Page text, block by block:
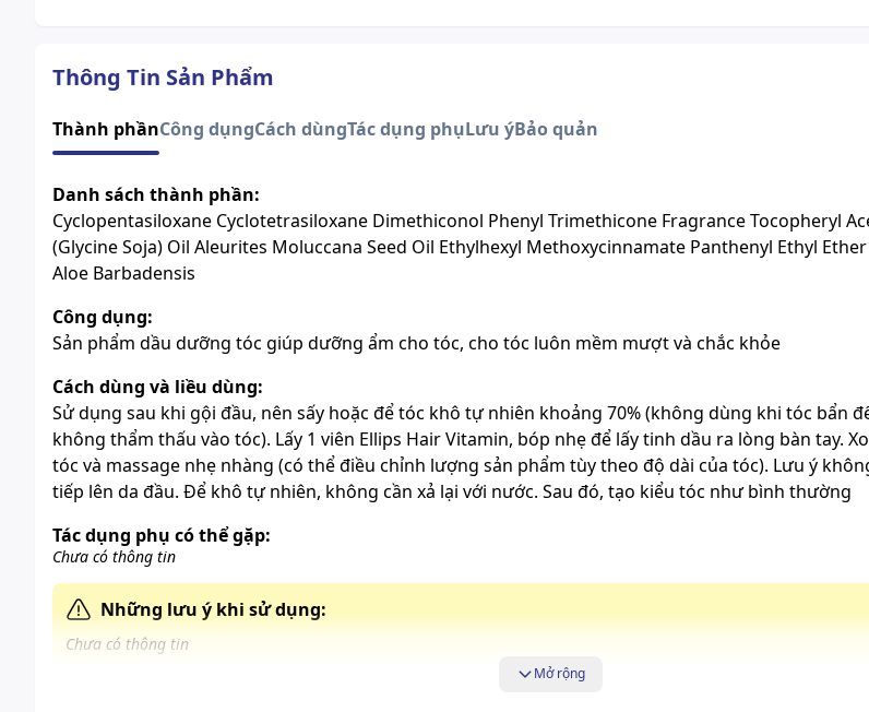
Thông Tin Sản Phẩm
Thành phầnCông dụngCách dùngTác dụng phụLưu ýBảo quản
Danh sách thành phần:
Cyclopentasiloxane Cyclotetrasiloxane Dimethiconol Phenyl Trimethicone Fragrance Tocopheryl
(Glycine Soja) Oil Aleurites Moluccana Seed Oil Ethylhexyl Methoxycinnamate Panthenyl Ethyl
Aloe Barbadensis
Công dụng:
Sản phẩm dầu dưỡng tóc giúp dưỡng ẩm cho tóc, cho tóc luôn mềm mượt và chắc khỏe
Cách dùng và liều dùng:
Sử dụng sau khi gội đầu, nên sấy hoặc để tóc khô tự nhiên khoảng 70% (không dùng khi tóc bẩn
không thẩm thấu vào tóc). Lấy 1 viên Ellips Hair Vitamin, bóp nhẹ để lấy tinh dầu ra lòng bàn tay.
tóc và massage nhẹ nhàng (có thể điều chỉnh lượng sản phẩm tùy theo độ dài của tóc). Lưu ý
tiếp lên da đầu. Để khô tự nhiên, không cần xả lại với nước. Sau đó, tạo kiểu tóc như bình thường
Tác dụng phụ có thể gặp:
Chưa có thông tin
Những lưu ý khi sử dụng:
Chưa có thông tin
Mở rộng